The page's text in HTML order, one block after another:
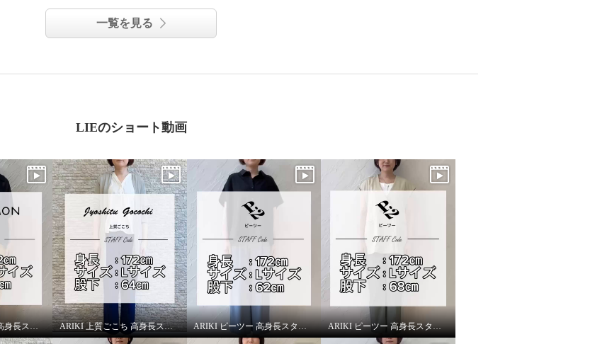
一覧を見る
LIEのショート動画
ARIKI アンダモン 高身長スタッフがはいてみました！ ARIKI 上質ごこち 高身長スタッフがはいてみました！ ARIKI ピーツー 高身長スタッフがはいてみました！ ARIKI ピーツー 高身長スタッフがはいてみました！